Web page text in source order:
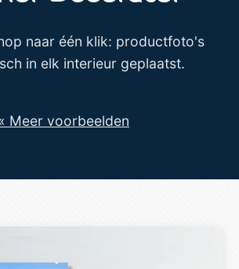
naar één klik: productfoto's
in elk interieur geplaatst.
Meer voorbeelden